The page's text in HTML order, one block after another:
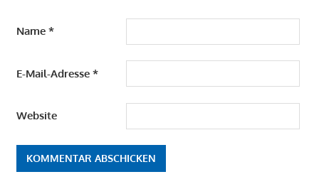
Name *
E-Mail-Adresse *
Website